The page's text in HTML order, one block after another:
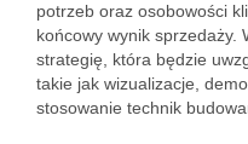
potrzeb oraz osobowości
końcowy wynik sprzedaży.
strategię, która będzie
takie jak wizualizacje,
stosowanie technik